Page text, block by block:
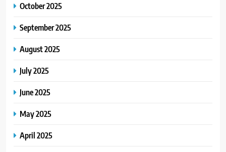
October 2025
September 2025
August 2025
July 2025
June 2025
May 2025
April 2025